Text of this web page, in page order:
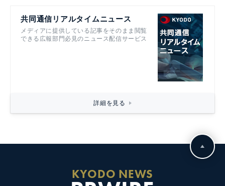
共同通信リアルタイムニュース
メディアに提供している記事をそのまま閲覧
できる広報部門必見のニュース配信サービス
詳細を見る
KYODO NEWS